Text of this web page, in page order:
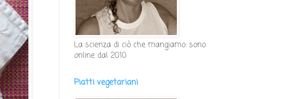
La scienza di ciò che mangiamo: sono
online dal 2010
Piatti vegetariani